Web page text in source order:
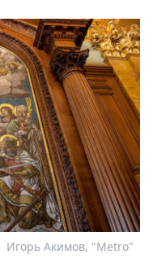
Игорь Акимов, "Metro"